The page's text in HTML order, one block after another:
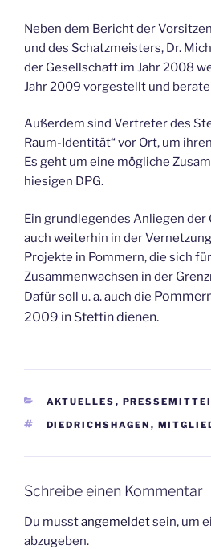
Neben dem Bericht der
und des Schatzmeisters, Dr.
der Gesellschaft im Jahr 2008
Jahr 2009 vorgestellt und
Außerdem sind Vertreter des
Raum-Identität“ vor Ort, um
Es geht um eine mögliche
hiesigen DPG.
Ein grundlegendes Anliegen
auch weiterhin in der
Projekte in Pommern, die sich
Zusammenwachsen in der
Dafür soll u. a. auch die
2009 in Stettin dienen.
KATEGORIEN
AKTUELLES ,
SCHLAGWÖRTER
DIEDRICHSHAGEN ,
Schreibe einen Kommentar
Du musstangemeldetsein, um
abzugeben.